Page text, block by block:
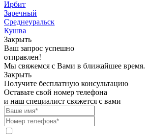
Ирбит
Заречный
Среднеуральск
Кушва
Закрыть
Ваш запрос успешно
отправлен!
Мы свяжемся с Вами в ближайшее время.
Закрыть
Получите бесплатную консультацию
Оставьте свой номер телефона
и наш специалист свяжется с вами